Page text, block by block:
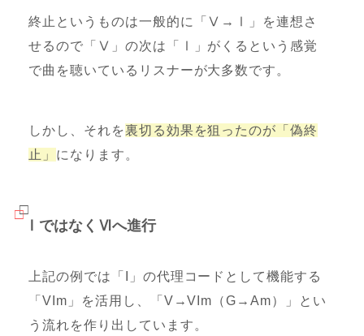
終止というものは一般的に「Ⅴ→Ⅰ」を連想さ
せるので「Ⅴ」の次は「Ⅰ」がくるという感覚
で曲を聴いているリスナーが大多数です。
しかし、それを 裏切る効果を狙ったのが「偽終
止」 になります。
ⅠではなくⅥへ進行
上記の例では「I」の代理コードとして機能する
「VIm」を活用し、「V→VIm（G→Am）」とい
う流れを作り出しています。